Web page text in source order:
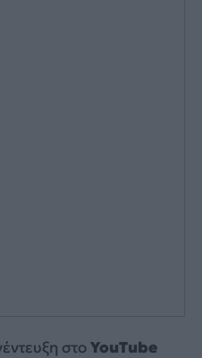
στοYouTube